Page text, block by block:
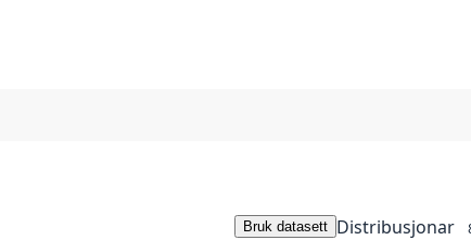
Bruk datasett Distribusjonar